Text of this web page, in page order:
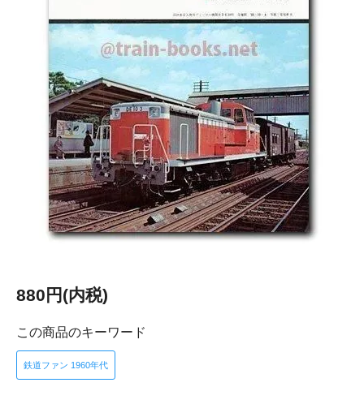
880円(内税)
この商品のキーワード
鉄道ファン 1960年代